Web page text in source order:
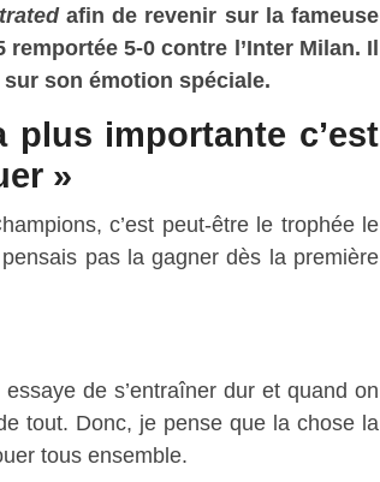
afin de revenir sur la fameuse
5-0 contre l’Inter Milan. Il
son émotion spéciale.
plus importante c’est
»
c’est peut-être le trophée le
pas la gagner dès la première
de s’entraîner dur et quand on
tout. Donc, je pense que la chose la
tous ensemble.